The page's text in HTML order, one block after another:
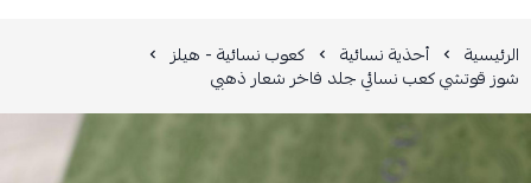
الرئيسية أحذية نسائية كعوب نسائية - هيلز
شوز قوتشي كعب نسائي جلد فاخر شعار ذهبي